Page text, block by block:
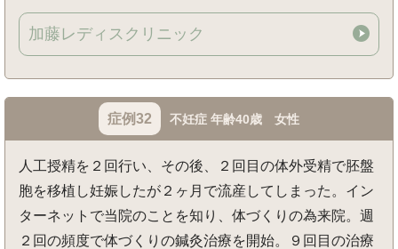
加藤レディスクリニック
症例32 不妊症 年齢40歳 女性
人工授精を２回行い、その後、２回目の体外受精で胚盤
胞を移植し妊娠したが２ヶ月で流産してしまった。イン
ターネットで当院のことを知り、体づくりの為来院。週
２回の頻度で体づくりの鍼灸治療を開始。９回目の治療